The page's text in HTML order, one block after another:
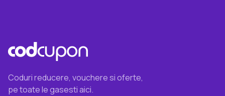
Coduri reducere, vouchere si oferte,
pe toate le gasesti aici.